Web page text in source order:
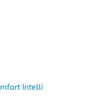
Intelli